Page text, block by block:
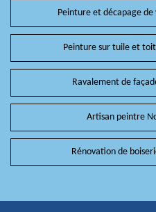
Peinture et décapage
Peinture sur tuile et
Ravalement de
Artisan peintre
Rénovation de